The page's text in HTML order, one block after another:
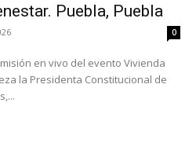
Puebla, Puebla
0
en vivo del evento Vivienda
la Presidenta Constitucional de